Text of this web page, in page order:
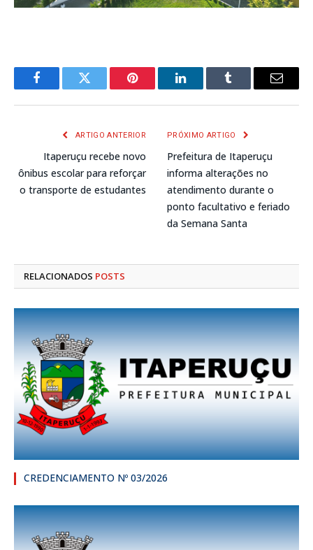
FacebookTwitter Pinterest LinkedInTumblr
E-
ARTIGO ANTERIOR
Itaperuçu recebe novo
ônibus escolar para reforçar
o transporte de estudantes
PRÓXIMO ARTIGO
Prefeitura de Itaperuçu
informa alterações no
atendimento durante o
ponto facultativo e feriado
da Semana Santa
RELACIONADOS POSTS
CREDENCIAMENTO Nº 03/2026